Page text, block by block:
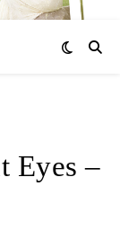
Eyes –